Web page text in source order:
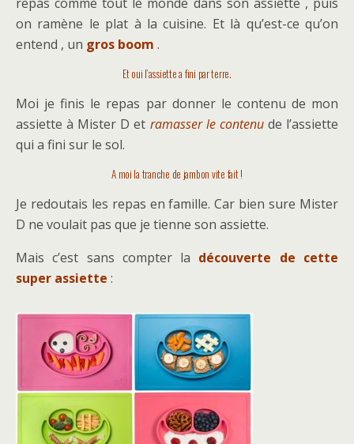
on ramène le plat à la cuisine. Et là qu’est-ce qu’on
entend , un gros boom .
Et oui l’assiette a fini par terre.
Moi je finis le repas par donner le contenu de mon
assiette à Mister D et ramasser le contenude l’assiette
qui a fini sur le sol.
A moi la tranche de jambon vite fait !
Je redoutais les repas en famille. Car bien sure Mister
D ne voulait pas que je tienne son assiette.
Mais c’est sans compter la découverte de cette
super assiette :